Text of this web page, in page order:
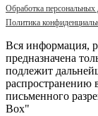
Обработка
Политика
Вся информация,
предназначена
подлежит
распространению
письменного
Box"